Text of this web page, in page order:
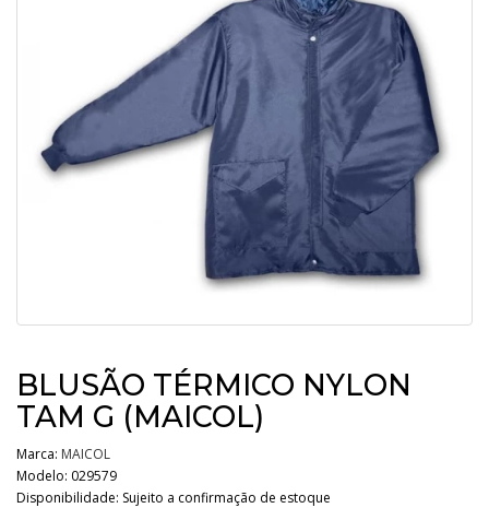
BLUSÃO TÉRMICO NYLON
TAM G (MAICOL)
Marca: MAICOL
Modelo: 029579
Disponibilidade: Sujeito a confirmação de estoque